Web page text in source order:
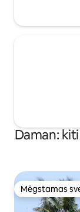
Daman:
Mėgstamas
Mėgstamas